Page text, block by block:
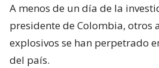
A menos de un día de la
presidente de Colombia, otros
explosivos se han perpetrado
del país.